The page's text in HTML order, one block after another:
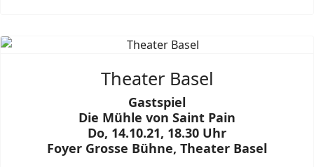
Theater Basel
Gastspiel
Die Mühle von Saint Pain
Do, 14.10.21, 18.30 Uhr
Foyer Grosse Bühne, Theater Basel